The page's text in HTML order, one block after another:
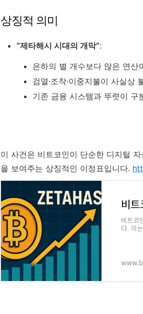
상징적 의미
“제타해시 시대의 개막”:
은하의 별 개수보다 많은 연산
검열·조작·이중지불이 사실상
기존 금융 시스템과 뚜렷이 구
이 사건은 비트코인이 단순한 디지털 자
을 보여주는 상징적인 이정표입니다.
비트코
다. 이